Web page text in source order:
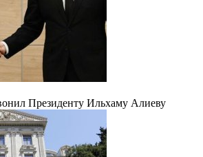
Президенту Ильхаму Алиеву